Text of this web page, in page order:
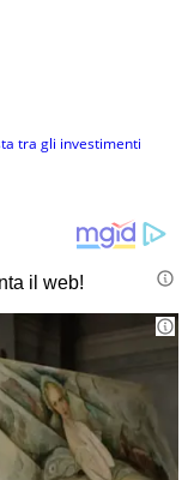
tra gli investimenti